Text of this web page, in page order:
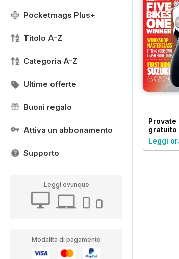
Pocketmags Plus+
Titolo A-Z
Categoria A-Z
Ultime offerte
Buoni regalo
Attiva un abbonamento
Supporto
Leggi ovunque
Modalità di pagamento
Provate
gratuito
Leggi